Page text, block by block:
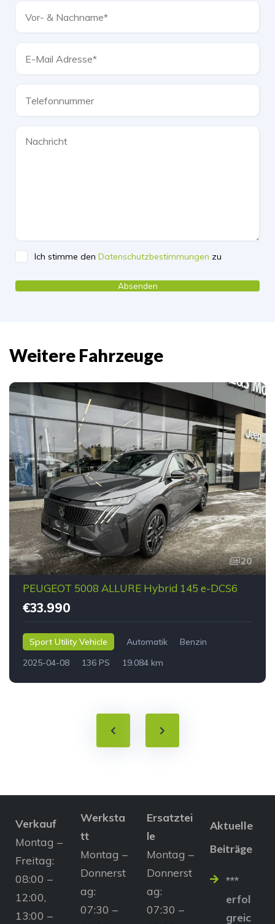
Please leave this field empty.
Ich stimme den Datenschutzbestimmungen zu
Weitere Fahrzeuge
20
PEUGEOT 5008 ALLURE Hybrid 145 e-DCS6
€33.990
Sport Utility Vehicle Automatik
Benzin
2025-04-08
136 PS 19.084 km
Verkauf
Montag –
Freitag:
08:00 –
12:00,
13:00 –
Werksta
tt
Montag –
Donnerst
ag:
07:30 –
Ersatztei
le
Montag –
Donnerst
ag:
07:30 –
Aktuelle
Beiträge
***
erfol
greic